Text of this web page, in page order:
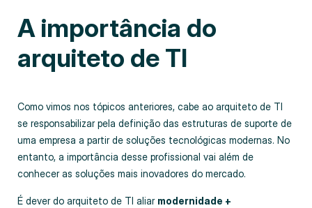
A importância do
arquiteto de TI
Como vimos nos tópicos anteriores, cabe ao arquiteto de TI
se responsabilizar pela definição das estruturas de suporte de
uma empresa a partir de soluções tecnológicas modernas. No
entanto, a importância desse profissional vai além de
conhecer as soluções mais inovadores do mercado.
É dever do arquiteto de TI aliar modernidade +